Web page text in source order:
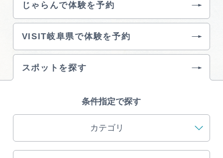
スポット・体験
イベント
インフォメーション
行きたいリストを見る
スポットを探す
じゃらんで体験を予約
VISIT岐阜県で体験を予約
条件指定で探す
カテゴリ